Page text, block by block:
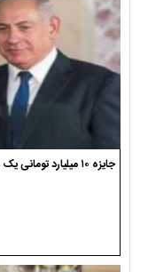
ضیاءالدین صفری مدیر